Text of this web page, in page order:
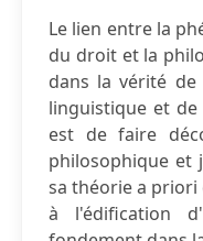
Le lien entre la
du droit et la
dans la vérité
linguistique et
est de faire
philosophique et
sa théorie a
à l'édification